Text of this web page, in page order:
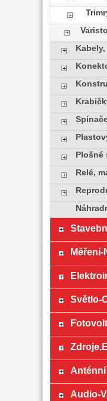
Relé,
Měření-
Světlo-
Audio-